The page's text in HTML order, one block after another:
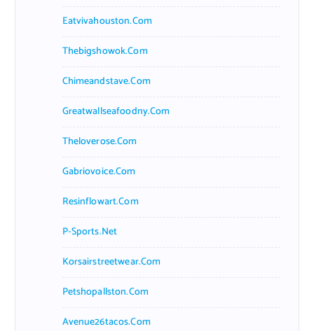
Eatvivahouston.com
Thebigshowok.com
Chimeandstave.com
Greatwallseafoodny.com
Theloverose.com
Gabriovoice.com
Resinflowart.com
P-Sports.net
Korsairstreetwear.com
Petshopallston.com
Avenue26tacos.com